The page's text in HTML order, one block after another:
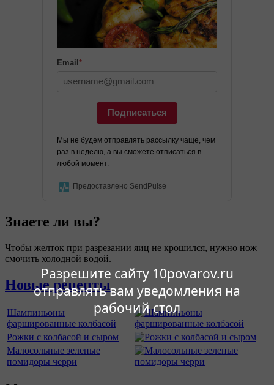
Разрешите сайту 10povarov.ru
отправлять вам уведомления на
рабочий стол
Email *
Подписаться
Мы не будем отправлять рассылку чаще, чем
раз в неделю, а вы сможете отписаться в
любой момент.
Предоставлено SendPulse
Знаете ли вы?
Чтобы желток при разрезании яиц не крошился, нужно нож
смочить холодной водой.
Новые рецепты
Шампиньоны
фаршированные колбасой
Рожки с колбасой и сыром
Малосольные зеленые
помидоры черри